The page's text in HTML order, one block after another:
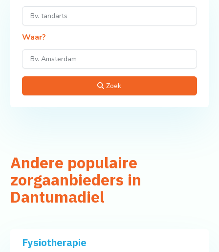
Waar?
Zoek
Andere populaire
zorgaanbieders in
Dantumadiel
Fysiotherapie